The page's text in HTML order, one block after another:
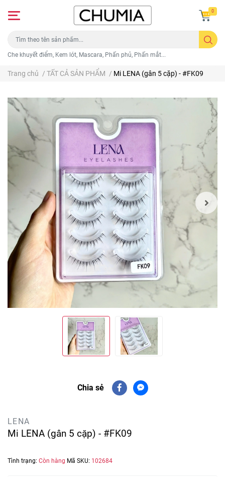
Che khuyết điểm, Kem lót, Mascara, Phấn phủ, Phấn mắt...
0
Trang chủ / TẤT CẢ SẢN PHẨM / Mi LENA (gân 5 cặp) - #FK09
Chia sẻ
LENA
Mi LENA (gân 5 cặp) - #FK09
Tình trạng: Còn hàng Mã SKU: 102684